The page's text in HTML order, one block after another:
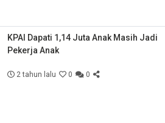
KPAI Dapati 1,14 Juta Anak Masih Jadi
Pekerja Anak
2 tahun lalu 0 0